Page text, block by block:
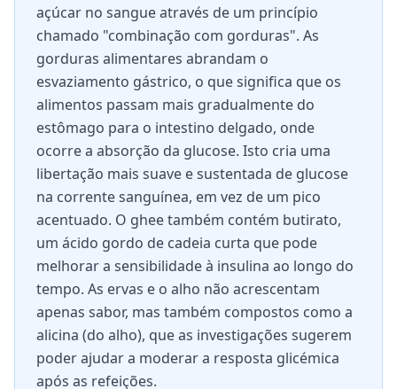
açúcar no sangue através de um princípio
chamado "combinação com gorduras". As
gorduras alimentares abrandam o
esvaziamento gástrico, o que significa que os
alimentos passam mais gradualmente do
estômago para o intestino delgado, onde
ocorre a absorção da glucose. Isto cria uma
libertação mais suave e sustentada de glucose
na corrente sanguínea, em vez de um pico
acentuado. O ghee também contém butirato,
um ácido gordo de cadeia curta que pode
melhorar a sensibilidade à insulina ao longo do
tempo. As ervas e o alho não acrescentam
apenas sabor, mas também compostos como a
alicina (do alho), que as investigações sugerem
poder ajudar a moderar a resposta glicémica
após as refeições.